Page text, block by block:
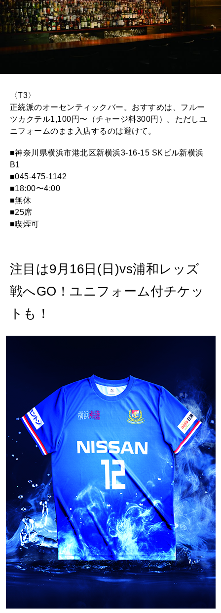
〈T3〉
正統派のオーセンティックバー。おすすめは、フルー
ツカクテル1,100円〜（チャージ料300円）。ただしユ
ニフォームのまま入店するのは避けて。
■神奈川県横浜市港北区新横浜3-16-15 SKビル新横浜
B1
■045-475-1142
■18:00〜4:00
■無休
■25席
■喫煙可
注目は9月16日(日)vs浦和レッズ
戦へGO！ユニフォーム付チケッ
トも！